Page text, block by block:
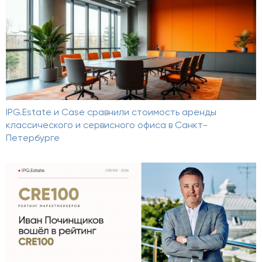
IPG.Estate и Case сравнили стоимость аренды
классического и сервисного офиса в Санкт-
Петербурге